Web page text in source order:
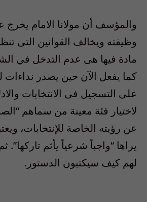
والمؤسف أن مولانا الامام
وظيفته ويخالف القوانين التى
مادة فيها هى عدم التدخل في
كما يفعل الآن حين يصدر نداءات
على التسجيل فى الانتخابات
لاختيار فئة معينة من سماهم
عن رؤيته الخاصة للإنتخابات،
يراها “واجباً شرعياً يأثم
لهم كيف سيكتبون الدستور.